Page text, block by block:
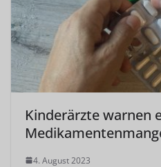
Kinderärzte warnen
4. August 2023